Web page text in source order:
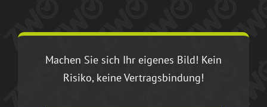
Machen Sie sich Ihr eigenes Bild! Kein
Risiko, keine Vertragsbindung!